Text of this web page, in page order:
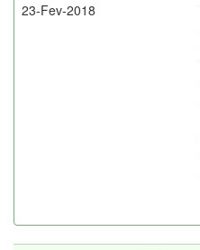
23-Fev-2018